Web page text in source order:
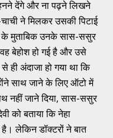
देंगे और ना पढ़ने लिखने
ने मिलकर उसकी पिटाई
के मुताबिक उनके सास-ससुर
बेहोश हो गई है और उसे
ही अंदाजा हो गया था कि
साथ जाने के लिए ऑटो में
नहीं जाने दिया, सास-ससुर
को बताया कि नेहा
लेकिन डॉक्टरों ने बात